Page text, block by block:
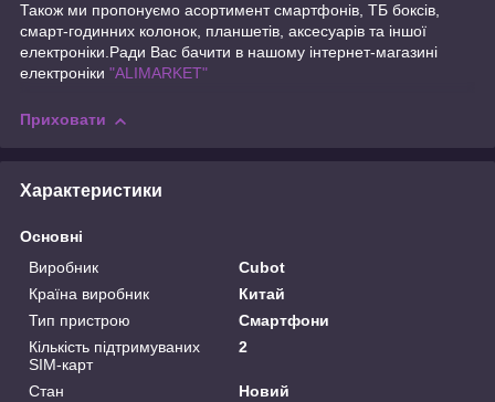
Також ми пропонуємо асортимент смартфонів, ТБ боксів,
смарт-годинних колонок, планшетів, аксесуарів та іншої
електроніки.Ради Вас бачити в нашому інтернет-магазині
електроніки "ALIMARKET"
Приховати
Характеристики
Основні
Виробник
Cubot
Країна виробник
Китай
Тип пристрою
Смартфони
Кількість підтримуваних
SIM-карт
2
Стан
Новий